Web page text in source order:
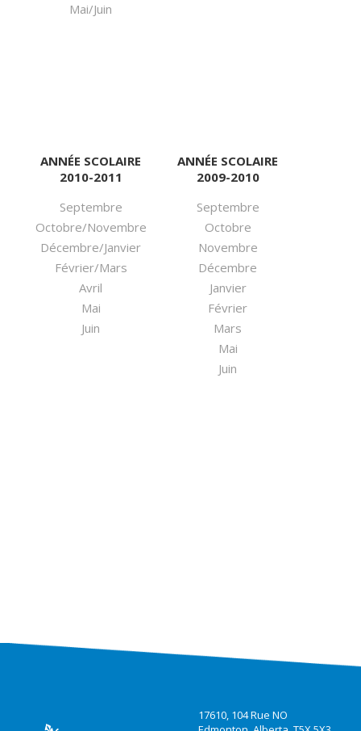
Mai/Juin
ANNÉE SCOLAIRE
2010-2011
Septembre
Octobre/Novembre
Décembre/Janvier
Février/Mars
Avril
Mai
Juin
ANNÉE SCOLAIRE
2009-2010
Septembre
Octobre
Novembre
Décembre
Janvier
Février
Mars
Mai
Juin
17610, 104 Rue NO